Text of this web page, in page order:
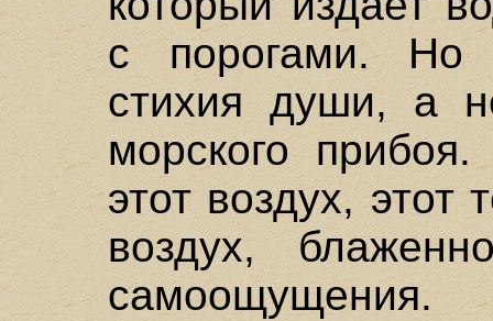
с порогами. Но
стихия души, а
морского
этот воздух,
воздух,
самоощущения.